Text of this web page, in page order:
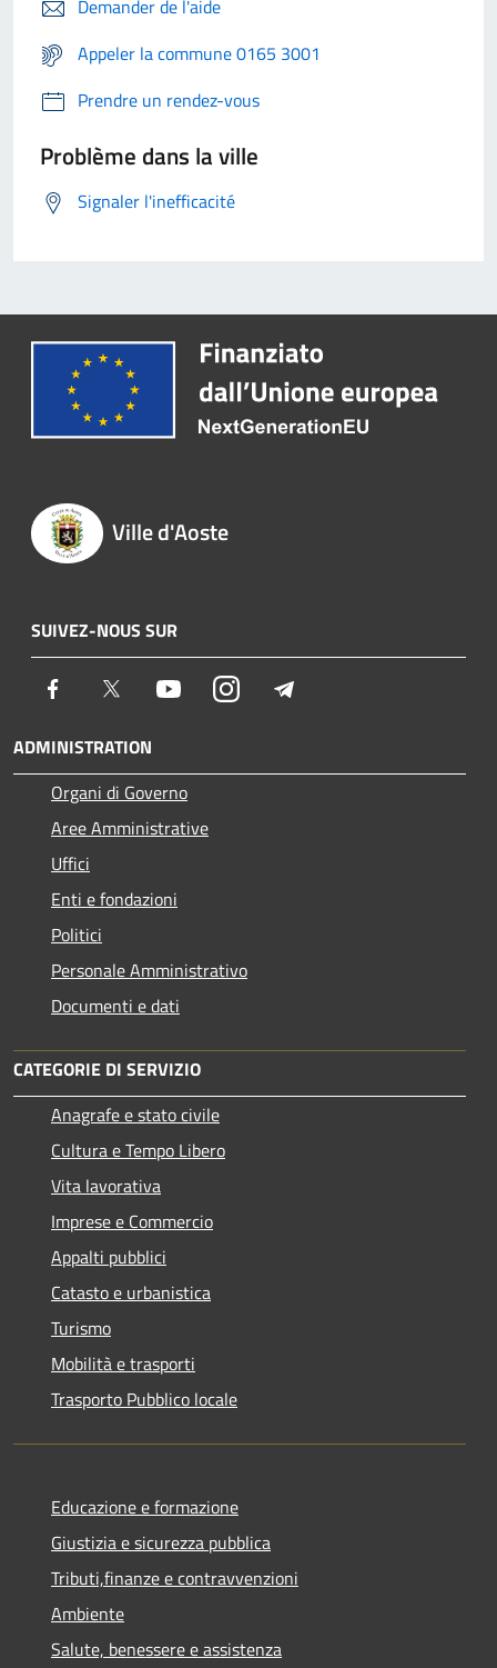
Demander de l'aide
Appeler la commune 0165 3001
Prendre un rendez-vous
Problème dans la ville
Signaler l'inefficacité
Ville d'Aoste
SUIVEZ-NOUS SUR
Facebook Twitter YoutubeInstagram
ADMINISTRATION
Organi di Governo
Aree Amministrative
Uffici
Enti e fondazioni
Politici
Personale Amministrativo
Documenti e dati
CATEGORIE DI SERVIZIO
Anagrafe e stato civile
Cultura e Tempo Libero
Vita lavorativa
Imprese e Commercio
Appalti pubblici
Catasto e urbanistica
Turismo
Mobilità e trasporti
Trasporto Pubblico locale
Educazione e formazione
Giustizia e sicurezza pubblica
Tributi,finanze e contravvenzioni
Ambiente
Salute, benessere e assistenza